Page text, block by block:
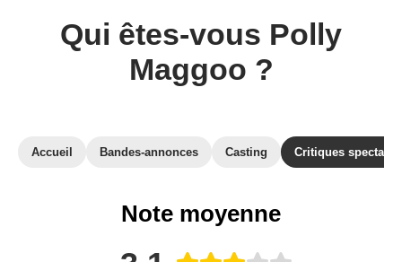
Qui êtes-vous Polly
Maggoo ?
Accueil Bandes-annonces Casting Critiques
Note moyenne